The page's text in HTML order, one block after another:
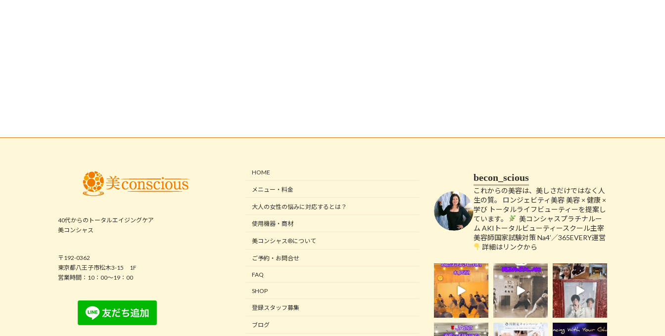
40代からのトータルエイジングケア
美コンシャス
〒192-0362
東京都八王子市松木3-15 1F
営業時間：10：00～19：00
HOME
メニュー・料金
大人の女性の悩みに対応するとは？
使用機器・商材
美コンシャス®について
ご予約・お問合せ
FAQ
SHOP
登録スタッフ募集
ブログ
becon_scious
これからの美容は、美しさだけではなく人
生の質。
ロンジェビティ美容美容 × 健康 ×
学び トータルライフビューティーを提案し
ています。
美コンシャスプラチナルー
ム AKIトータルビューティースクール主宰
美容師国家試験対策 Na4’／365EVERY運営
詳細はリンクから